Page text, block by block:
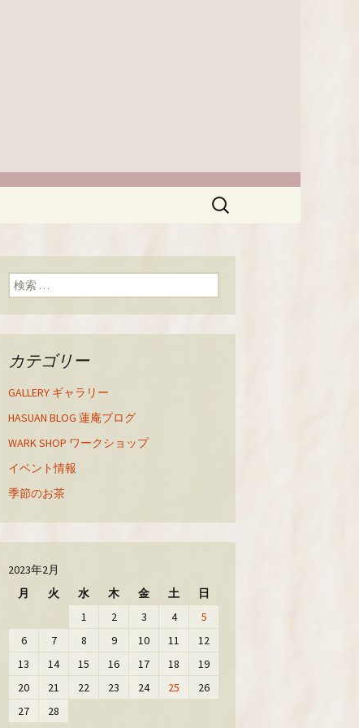
めるカフ
検
検索:
カテゴリー
GALLERY ギャラリー
HASUAN BLOG 蓮庵ブログ
WARK SHOP ワークショップ
イベント情報
季節のお茶
2023年2月
月
火 水 木 金 土 日
1 2 3 4
5
6
7 8 9 10 11
12
13
14 15 16 17 18
19
20
21 22 23 24 25
26
27
28